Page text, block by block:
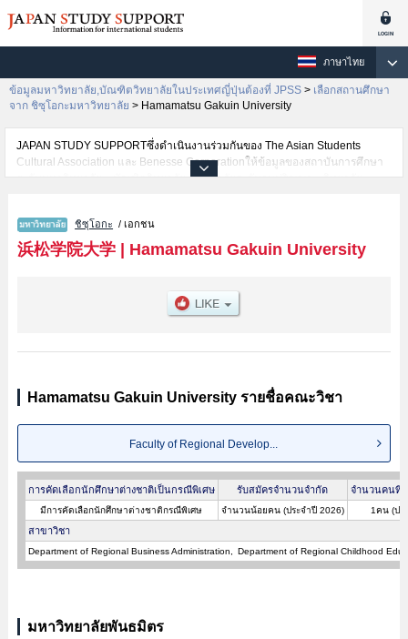
ภาษาไทย
ข้อมูลมหาวิทยาลัย,บัณฑิตวิทยาลัยในประเทศญี่ปุ่นต้องที่ JPSS > เลือกสถานศึกษา
จาก ชิซุโอกะมหาวิทยาลัย > Hamamatsu Gakuin University
JAPAN STUDY SUPPORTซึ่งดำเนินงานร่วมกันของ The Asian Students
Cultural Association และ Benesse Corporationให้ข้อมูลของสถาบันการศึกษา
ระดับมหาวิทยาลัย・บัณฑิตวิทยาลัย・วิทยาลัยระดับอนุปริญญา・วิทยาลัย
นักศึกษาต่างชาติเช่นข้อมูลของแต่ละคณะ,ข้อมูลการสอบคัดเลือกเข้าศึกษาเช่น
จำนวนคนที่รับสมัครหรือจำนวนคนที่ผ่านการสอบคัดเลือกเป็นต้น,แนะนำสถาน
ที่,การเดินทางเป็นต้นไว้ด้วยดังนั้นขอเชิญใช้บริการค้นหาข้อมูลตามอัธยาศัย
ชิซุโอกะ / เอกชน
浜松学院大学| Hamamatsu Gakuin University
Hamamatsu Gakuin University รายชื่อคณะวิชา
Faculty of Regional Develop...
การคัดเลือกนักศึกษาต่างชาติเป็นกรณีพิเศษ รับสมัครจำนวนจำกัด จำนวนคนที่
มีการคัดเลือกนักศึกษาต่างชาติกรณีพิเศษ จำนวนน้อยคน (ประจำปี 2026) 1คน (ปร
สาขาวิชา
Department of Regional Business Administration Department of Regional Childhood
มหาวิทยาลัยพันธมิตร